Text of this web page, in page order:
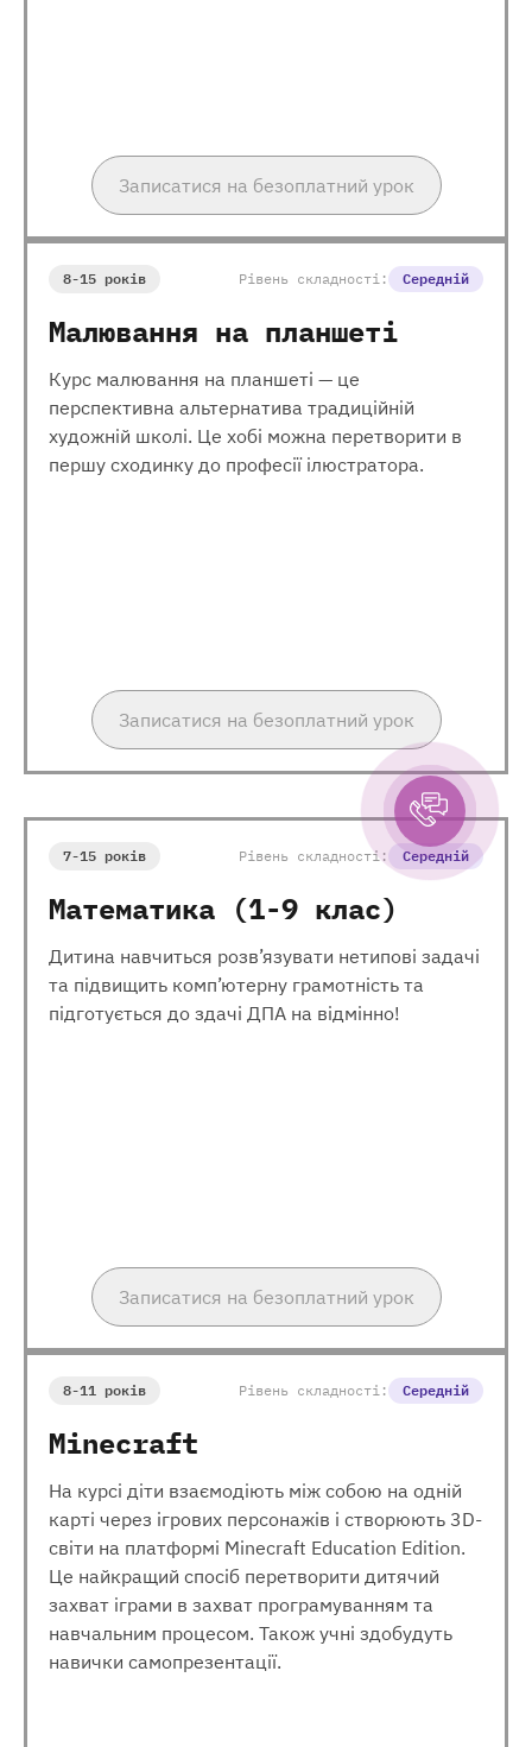
Записатися на безоплатний урок
8-15 років Рівень складності: Середній
Малювання на планшеті
Курс малювання на планшеті — це
перспективна альтернатива традиційній
художній школі. Це хобі можна перетворити в
першу сходинку до професії ілюстратора.
Записатися на безоплатний урок
7-15 років Рівень складності: Середній
Математика (1-9 клас)
Дитина навчиться розв’язувати нетипові задачі
та підвищить комп’ютерну грамотність та
підготується до здачі ДПА на відмінно!
Записатися на безоплатний урок
8-11 років Рівень складності: Середній
Minecraft
На курсі діти взаємодіють між собою на одній
карті через ігрових персонажів і створюють 3D-
світи на платформі Minecraft Education Edition.
Це найкращий спосіб перетворити дитячий
захват іграми в захват програмуванням та
навчальним процесом. Також учні здобудуть
навички самопрезентації.